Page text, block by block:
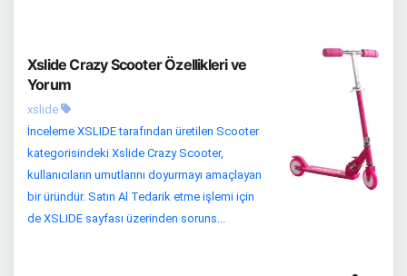
Xslide Crazy Scooter Özellikleri ve
Yorum
xslide
İnceleme XSLIDE tarafından üretilen Scooter
kategorisindeki Xslide Crazy Scooter,
kullanıcıların umutlarını doyurmayı amaçlayan
bir üründür. Satın Al Tedarik etme işlemi için
de XSLIDE sayfası üzerinden soruns...